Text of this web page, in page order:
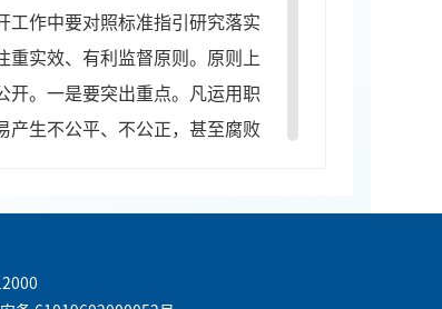
作中要对照标准指引研究落实
实效、有利监督原则。原则上
开。一是要突出重点。凡运用职
产生不公平、不公正，甚至腐败